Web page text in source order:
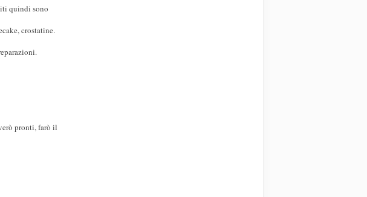
quindi sono
crostatine.
pronti, farò il